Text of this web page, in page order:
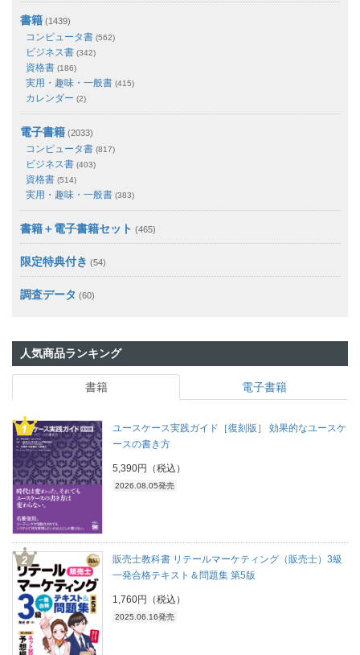
書籍 (1439)
コンピュータ書 (562)
ビジネス書 (342)
資格書 (186)
実用・趣味・一般書 (415)
カレンダー (2)
電子書籍 (2033)
コンピュータ書 (817)
ビジネス書 (403)
資格書 (514)
実用・趣味・一般書 (383)
書籍＋電子書籍セット (465)
限定特典付き (54)
調査データ (60)
人気商品ランキング
書籍 電子書籍
ユースケース実践ガイド［復刻版］ 効果的なユースケ
ースの書き方
5,390円（税込）
2026.08.05発売
販売士教科書 リテールマーケティング（販売士）3級
一発合格テキスト＆問題集 第5版
1,760円（税込）
2025.06.16発売